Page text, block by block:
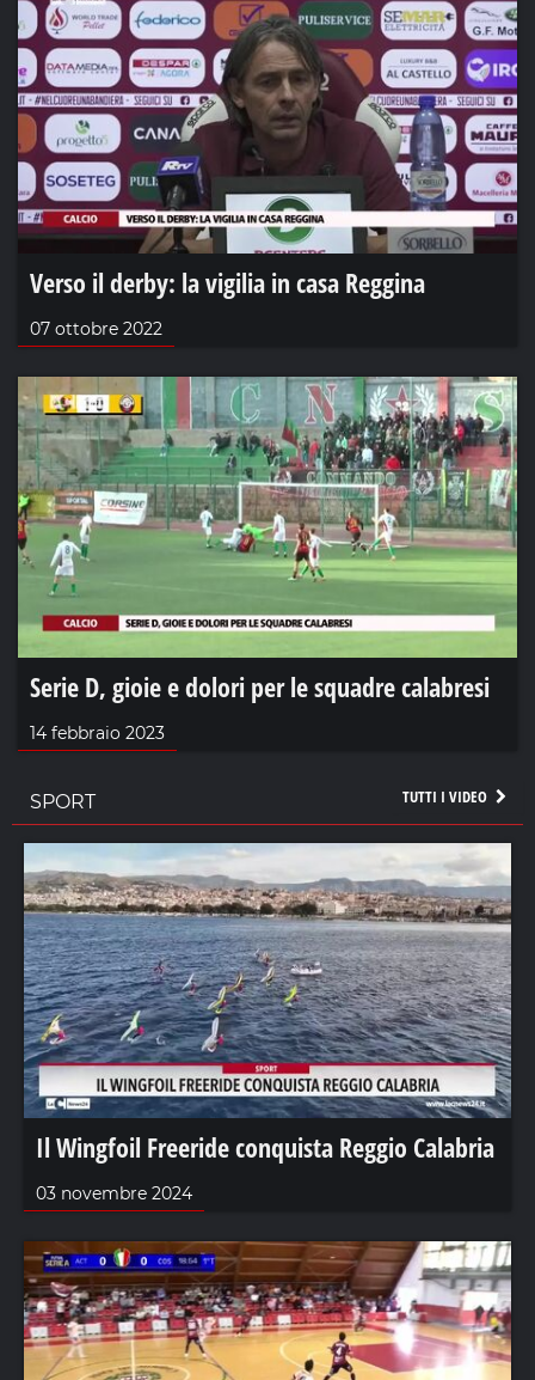
Verso il derby: la vigilia in casa Reggina
07 ottobre 2022
Serie D, gioie e dolori per le squadre calabresi
14 febbraio 2023
TUTTI I VIDEO
SPORT
Il Wingfoil Freeride conquista Reggio Calabria
03 novembre 2024